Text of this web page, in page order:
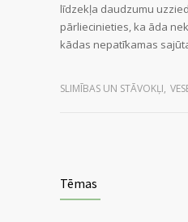
līdzekļa daudzumu
pārliecinieties, ka āda
kādas nepatīkamas
SLIMĪBAS UN STĀVOKĻI,
Tēmas